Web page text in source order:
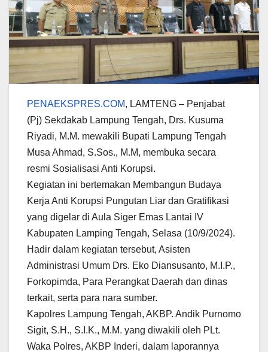
PENAEKSPRES.COM, LAMTENG – Penjabat
(Pj) Sekdakab Lampung Tengah, Drs. Kusuma
Riyadi, M.M. mewakili Bupati Lampung Tengah
Musa Ahmad, S.Sos., M.M, membuka secara
resmi Sosialisasi Anti Korupsi.
Kegiatan ini bertemakan Membangun Budaya
Kerja Anti Korupsi Pungutan Liar dan Gratifikasi
yang digelar di Aula Siger Emas Lantai IV
Kabupaten Lamping Tengah, Selasa (10/9/2024).
Hadir dalam kegiatan tersebut, Asisten
Administrasi Umum Drs. Eko Diansusanto, M.I.P.,
Forkopimda, Para Perangkat Daerah dan dinas
terkait, serta para nara sumber.
Kapolres Lampung Tengah, AKBP. Andik Purnomo
Sigit, S.H., S.I.K., M.M. yang diwakili oleh PLt.
Waka Polres, AKBP Inderi, dalam laporannya